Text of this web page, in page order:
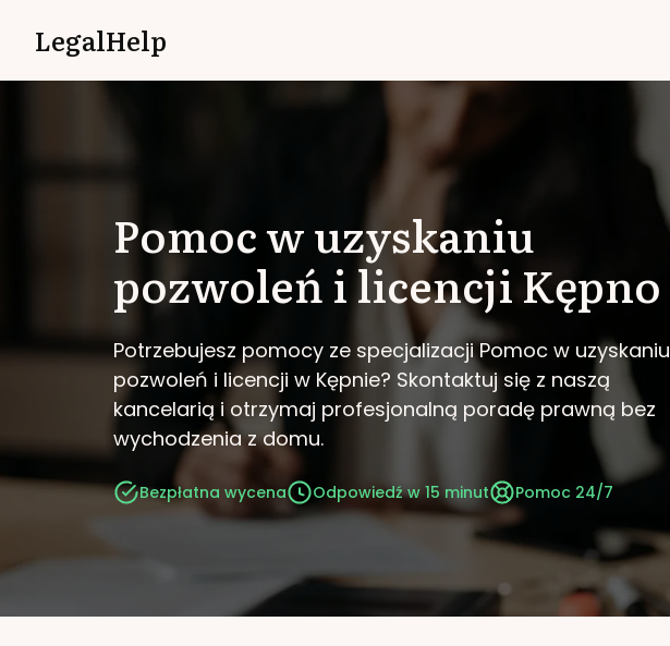
LegalHelp
Pomoc w uzyskaniu
pozwoleń i licencjiKępno
Potrzebujesz pomocy ze specjalizacji Pomoc w uzyskaniu
pozwoleń i licencji w Kępnie? Skontaktuj się z naszą
kancelarią i otrzymaj profesjonalną poradę prawną bez
wychodzenia z domu.
Bezpłatna wycena Odpowiedź w 15 minut Pomoc 24/7